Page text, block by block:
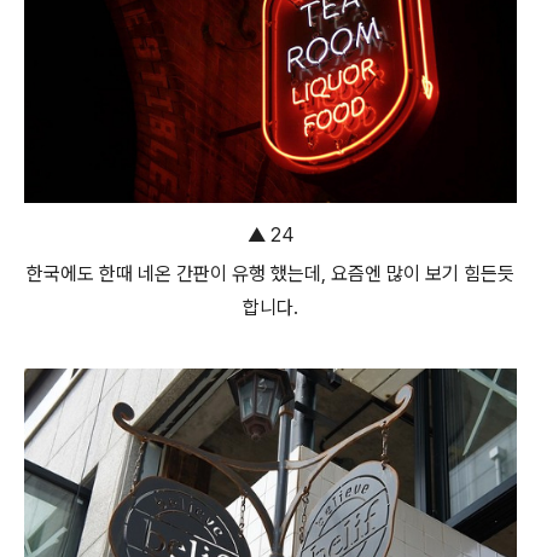
▲ 24
한국에도 한때 네온 간판이 유행 했는데, 요즘엔 많이 보기 힘든듯
합니다.